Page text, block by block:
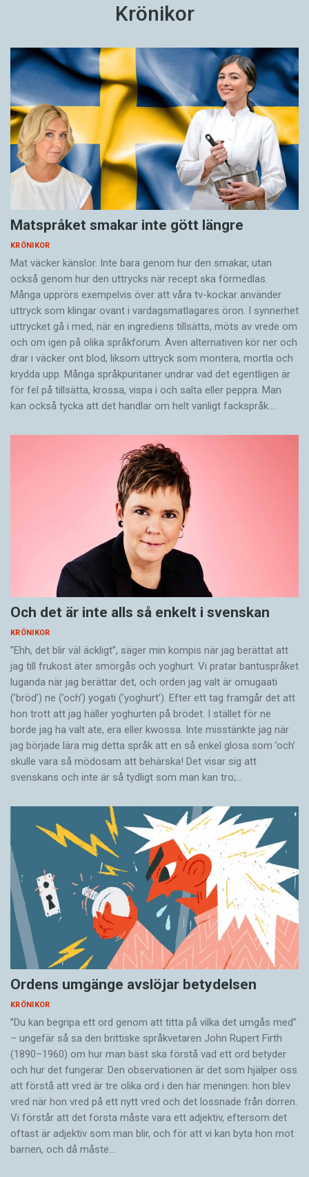
Krönikor
Matspråket smakar inte gött längre
KRÖNIKOR
Mat väcker känslor. Inte bara genom hur den smakar, utan
också genom hur den uttrycks när recept ska förmedlas.
Många upprörs exempelvis över att våra tv-kockar använder
uttryck som klingar ovant i vardagsmatlagares öron. I synnerhet
uttrycket gå i med, när en ingrediens tillsätts, möts av vrede om
och om igen på olika språkforum. Även alternativen kör ner och
drar i väcker ont blod, liksom uttryck som montera, mortla och
krydda upp. Många språkpuritaner undrar vad det egentligen är
för fel på tillsätta, krossa, vispa i och salta eller peppra. Man
kan också tycka att det handlar om helt vanligt fackspråk.…
Och det är inte alls så enkelt i svenskan
KRÖNIKOR
”Ehh, det blir väl äckligt”, säger min kompis när jag berättat att
jag till frukost äter smörgås och yoghurt. Vi pratar bantuspråket
luganda när jag berättar det, och orden jag valt är omugaati
(’bröd’) ne (’och’) yogati (’yoghurt’). Efter ett tag framgår det att
hon trott att jag häller yoghurten på brödet. I stället för ne
borde jag ha valt ate, era eller kwossa. Inte misstänkte jag när
jag började lära mig detta språk att en så enkel glosa som ’och’
skulle vara så mödosam att behärska! Det visar sig att
svenskans och inte är så tydligt som man kan tro;…
Ordens umgänge avslöjar betydelsen
KRÖNIKOR
”Du kan begripa ett ord genom att titta på vilka det umgås med”
– ungefär så sa den brittiske språkvetaren John Rupert Firth
(1890–1960) om hur man bäst ska förstå vad ett ord betyder
och hur det fungerar. Den ­observationen är det som hjälper oss
att förstå att vred är tre olika ord i den här meningen: hon blev
vred när hon vred på ett nytt vred och det lossnade från dörren.
Vi förstår att det första måste vara ett adjektiv, eftersom det
oftast är adjektiv som man blir, och för att vi kan byta hon mot
barnen, och då måste…